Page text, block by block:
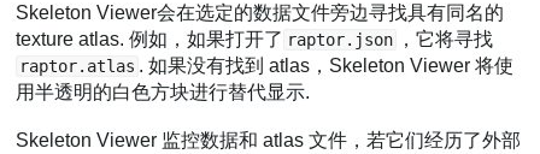
Skeleton Viewer会在选定的数据文件旁边寻找具有同名的
texture atlas. 例如，如果打开了 raptor.json ，它将寻找
raptor.atlas . 如果没有找到 atlas，Skeleton Viewer 将使
用半透明的白色方块进行替代显示.
Skeleton Viewer 监控数据和 atlas 文件，若它们经历了外部